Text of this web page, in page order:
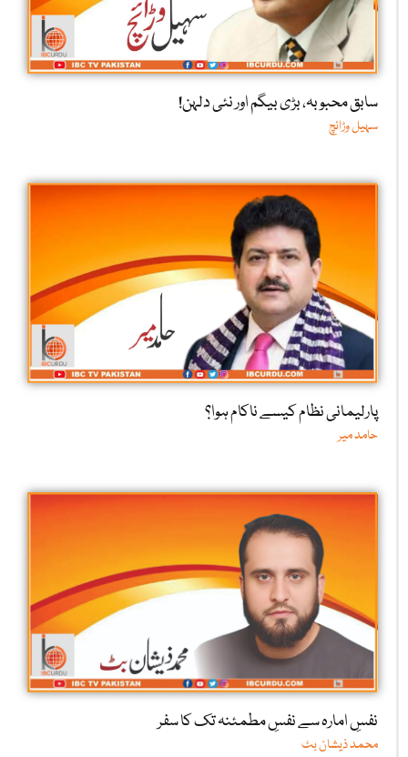
سابق محبوبہ، بڑی بیگم اور نئی دلہن!
سہیل وڑائچ
پارلیمانی نظام کیسے ناکام ہوا؟
حامد میر
نفسِ امارہ سے نفسِ مطمئنہ تک کا سفر
محمد ذیشان بٹ